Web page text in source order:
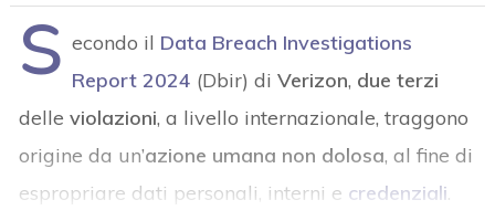
S econdo il Data Breach Investigations
Report 2024 (Dbir) diVerizon, due terzi
delle violazioni, a livello internazionale, traggono
origine da un’azione umana non dolosa, al fine di
espropriare dati personali, interni e credenziali.